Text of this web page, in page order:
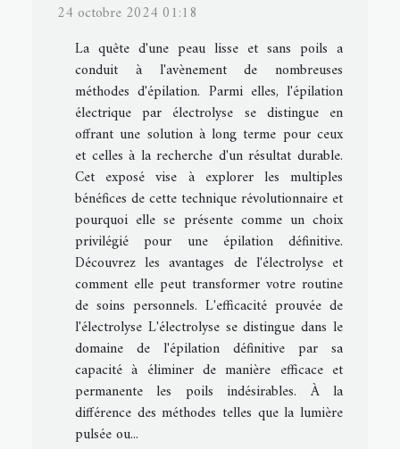
24 octobre 2024 01:18
La quête d'une peau lisse et sans poils a
conduit à l'avènement de nombreuses
méthodes d'épilation. Parmi elles, l'épilation
électrique par électrolyse se distingue en
offrant une solution à long terme pour ceux
et celles à la recherche d'un résultat durable.
Cet exposé vise à explorer les multiples
bénéfices de cette technique révolutionnaire et
pourquoi elle se présente comme un choix
privilégié pour une épilation définitive.
Découvrez les avantages de l'électrolyse et
comment elle peut transformer votre routine
de soins personnels. L'efficacité prouvée de
l'électrolyse L'électrolyse se distingue dans le
domaine de l'épilation définitive par sa
capacité à éliminer de manière efficace et
permanente les poils indésirables. À la
différence des méthodes telles que la lumière
pulsée ou...